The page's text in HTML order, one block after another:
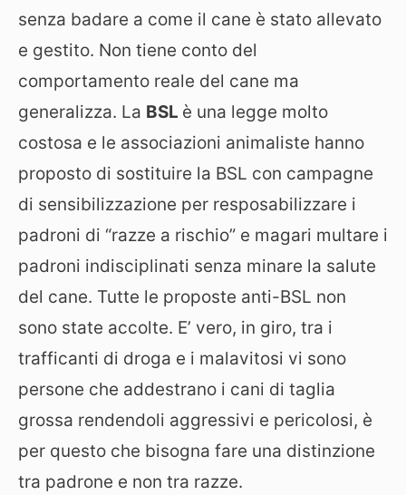
senza badare a come il cane è stato allevato
e gestito. Non tiene conto del
comportamento reale del cane ma
generalizza. La BSL è una legge molto
costosa e le associazioni animaliste hanno
proposto di sostituire la BSL con campagne
di sensibilizzazione per resposabilizzare i
padroni di “razze a rischio” e magari multare i
padroni indisciplinati senza minare la salute
del cane. Tutte le proposte anti-BSL non
sono state accolte. E’ vero, in giro, tra i
trafficanti di droga e i malavitosi vi sono
persone che addestrano i cani di taglia
grossa rendendoli aggressivi e pericolosi, è
per questo che bisogna fare una distinzione
tra padrone e non tra razze.